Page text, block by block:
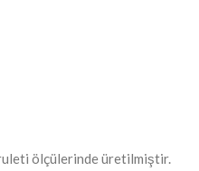
ölçülerinde üretilmiştir.